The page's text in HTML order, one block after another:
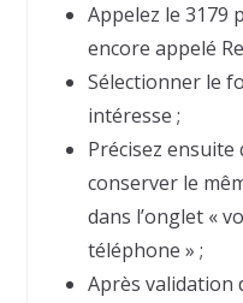
Appelez le 3179
encore appelé
Sélectionner le
intéresse ;
Précisez
conserver le
dans l’onglet «
téléphone » ;
Après validation